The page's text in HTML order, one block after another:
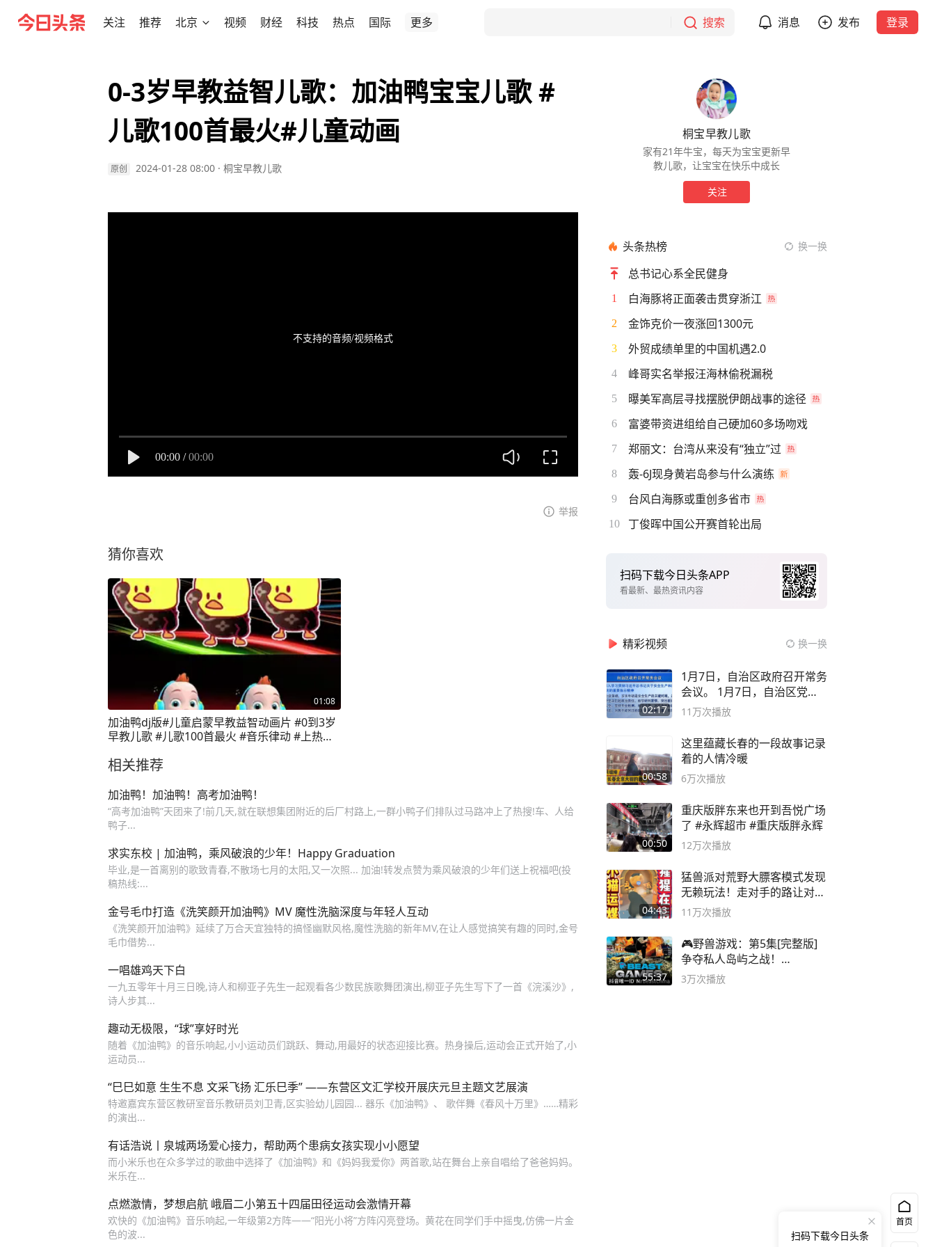
关注 推荐 北京 视频 财经 科技 热点 国际 更多 搜索 消息 发布 登录
0-3岁早教益智儿歌：加油鸭宝宝儿歌 #
儿歌100首最火#儿童动画
原创 2024-01-28 08:00 · 桐宝早教儿歌
不支持的音频/视频格式
00:00 / 00:00
举报
猜你喜欢
01:08
加油鸭dj版#儿童启蒙早教益智动画片 #0到3岁
早教儿歌 #儿歌100首最火 #音乐律动 #上热门
相关推荐
加油鸭！加油鸭！高考加油鸭！
“高考加油鸭”天团来了!前几天,就在联想集团附近的后厂村路上,一群小鸭子们排队过马路冲上了热搜!车、人给
鸭子...
求实东校 | 加油鸭，乘风破浪的少年！Happy Graduation
毕业,是一首离别的歌致青春,不散场七月的太阳,又一次照... 加油!转发点赞为乘风破浪的少年们送上祝福吧(投
稿热线:...
金号毛巾打造《洗笑颜开加油鸭》MV 魔性洗脑深度与年轻人互动
《洗笑颜开加油鸭》延续了万合天宜独特的搞怪幽默风格,魔性洗脑的新年MV,在让人感觉搞笑有趣的同时,金号
毛巾借势...
一唱雄鸡天下白
一九五零年十月三日晚,诗人和柳亚子先生一起观看各少数民族歌舞团演出,柳亚子先生写下了一首《浣溪沙》,
诗人步其...
趣动无极限，“球”享好时光
随着《加油鸭》的音乐响起,小小运动员们跳跃、舞动,用最好的状态迎接比赛。热身操后,运动会正式开始了,小
运动员...
“巳巳如意 生生不息 文采飞扬 汇乐巳季” ——东营区文汇学校开展庆元旦主题文艺展演
特邀嘉宾东营区教研室音乐教研员刘卫青,区实验幼儿园园... 器乐《加油鸭》、 歌伴舞《春风十万里》……精彩
的演出...
有话浩说丨泉城两场爱心接力，帮助两个患病女孩实现小小愿望
而小米乐也在众多学过的歌曲中选择了《加油鸭》和《妈妈我爱你》两首歌,站在舞台上亲自唱给了爸爸妈妈。
米乐在...
点燃激情，梦想启航 峨眉二小第五十四届田径运动会激情开幕
欢快的《加油鸭》音乐响起,一年级第2方阵——“阳光小将”方阵闪亮登场。黄花在同学们手中摇曳,仿佛一片金
色的波...
桐宝早教儿歌
家有21年牛宝，每天为宝宝更新早
教儿歌，让宝宝在快乐中成长
关注
头条热榜 换一换
总书记心系全民健身
1 白海豚将正面袭击贯穿浙江
2 金饰克价一夜涨回1300元
3 外贸成绩单里的中国机遇2.0
4 峰哥实名举报汪海林偷税漏税
5 曝美军高层寻找摆脱伊朗战事的途径
6 富婆带资进组给自己硬加60多场吻戏
7 郑丽文：台湾从来没有“独立”过
8 轰-6J现身黄岩岛参与什么演练
9 台风白海豚或重创多省市
10 丁俊晖中国公开赛首轮出局
扫码下载今日头条APP
看最新、最热资讯内容
精彩视频 换一换
02:17
1月7日，自治区政府召开常务
会议。 1月7日，自治区党委
副书记
11万次播放
00:58
这里蕴藏长春的一段故事记录
着的人情冷暖
6万次播放
00:50
重庆版胖东来也开到吾悦广场
了 #永辉超市 #重庆版胖永辉
12万次播放
04:43
猛兽派对荒野大膘客模式发现
无赖玩法！走对手的路让对手
无路可走
11万次播放
55:37
🎮野兽游戏：第5集[完整版]
争夺私人岛屿之战！
#MrBeastChina
3万次播放
首页
扫码下载今日头条